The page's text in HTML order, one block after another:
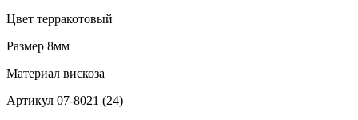
Цвет терракотовый
Размер 8мм
Материал вискоза
Артикул 07-8021 (24)